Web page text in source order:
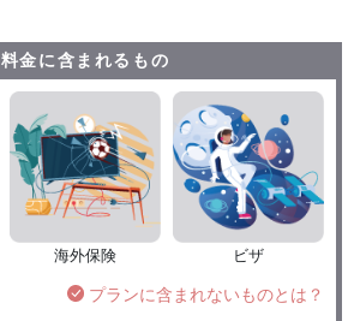
料金に含まれるもの
海外保険 ビザ
プランに含まれないものとは？